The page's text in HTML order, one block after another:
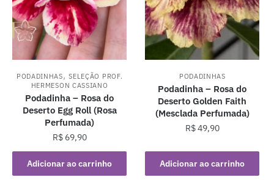
PODADINHAS,SELEÇÃO PROF.
HERMESON CASSIANO
Podadinha – Rosa do
Deserto Egg Roll (Rosa
Perfumada)
R$69,90
Adicionar ao carrinho
PODADINHAS
Podadinha – Rosa do
Deserto Golden Faith
(Mesclada Perfumada)
R$49,90
Adicionar ao carrinho